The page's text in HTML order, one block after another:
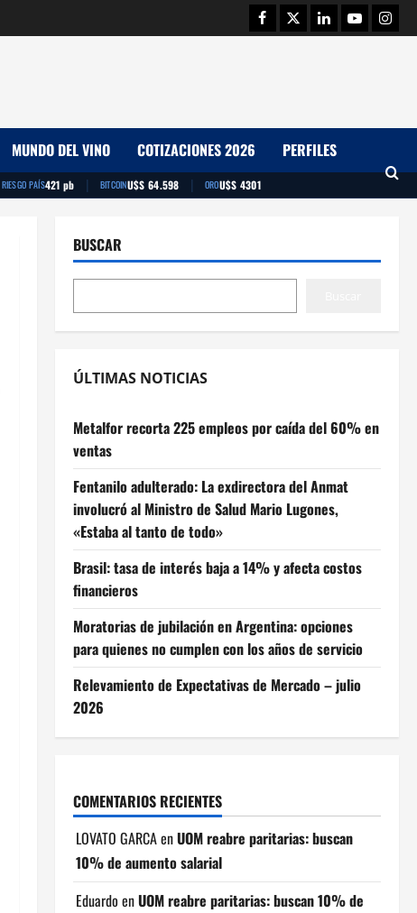
Facebook
TwitterLinkedinYoutube
MUNDO DEL VINO COTIZACIONES 2026 PERFILES
RIESGO PAÍS421 pb | BITCOINU$S 64.598 | OROU$S 4301
BUSCAR
ÚLTIMAS NOTICIAS
Metalfor recorta 225 empleos por caída del 60% en
ventas
Fentanilo adulterado: La exdirectora del Anmat
involucró al Ministro de Salud Mario Lugones,
«Estaba al tanto de todo»
Brasil: tasa de interés baja a 14% y afecta costos
financieros
Moratorias de jubilación en Argentina: opciones
para quienes no cumplen con los años de servicio
Relevamiento de Expectativas de Mercado – julio
2026
COMENTARIOS RECIENTES
LOVATO GARCAenUOM reabre paritarias: buscan
10% de aumento salarial
Eduardo enUOM reabre paritarias: buscan 10% de